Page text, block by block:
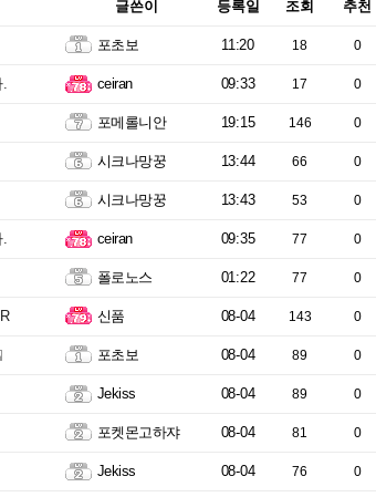
글쓴이 등록일 조회 추천
포초보 11:20 18 0
. ceiran 09:33 17 0
포메롤니안 19:15 146 0
시크나망꿍 13:44 66 0
시크나망꿍 13:43 53 0
. ceiran 09:35 77 0
폴로노스 01:22 77 0
신품 08-04 143 0
포초보 08-04 89 0
Jekiss 08-04 89 0
포켓몬고하쟈 08-04 81 0
Jekiss 08-04 76 0